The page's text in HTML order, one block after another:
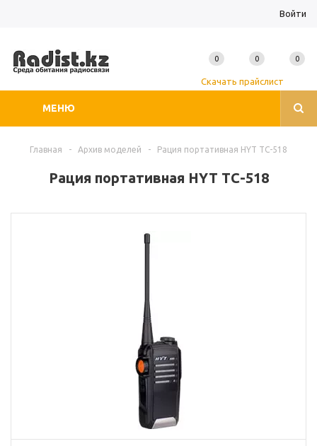
Войти
МЕНЮ
Скачать прайслист
0 0 0
Главная - Архив моделей - Рация портативная HYT TC-518
Рация портативная HYT TC-518